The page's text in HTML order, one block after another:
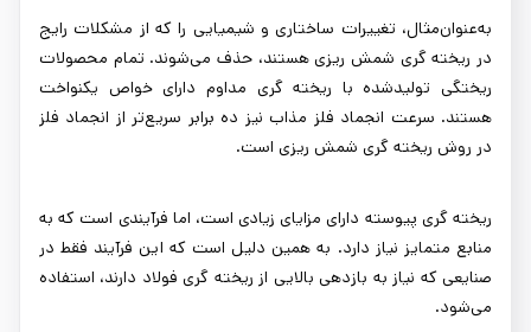
به‌عنوان‌مثال، تغییرات ساختاری و شیمیایی را که از مشکلات رایج
در ریخته گری شمش ریزی هستند، حذف می‌شوند. تمام محصولات
ریختگی تولیدشده با ریخته گری مداوم دارای خواص یکنواخت
هستند. سرعت انجماد فلز مذاب نیز ده برابر سریع‌تر از انجماد فلز
در روش ریخته گری شمش ریزی است.
ریخته گری پیوسته دارای مزایای زیادی است، اما فرآیندی است که به
منابع متمایز نیاز دارد. به همین دلیل است که این فرآیند فقط در
صنایعی که نیاز به بازدهی بالایی از ریخته گری فولاد دارند، استفاده
می‌شود.